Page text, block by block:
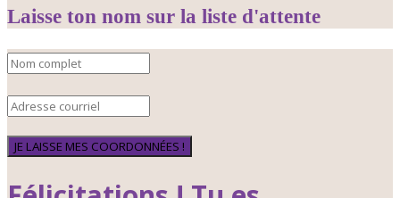
Laisse ton nom sur la liste d'attente
JE LAISSE MES COORDONNÉES !